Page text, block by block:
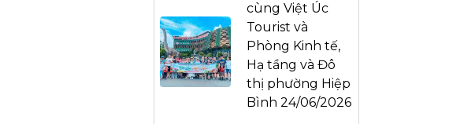
cùng Việt Úc
Tourist và
Phòng Kinh tế,
Hạ tầng và Đô
thị phường Hiệp
Bình 24/06/2026